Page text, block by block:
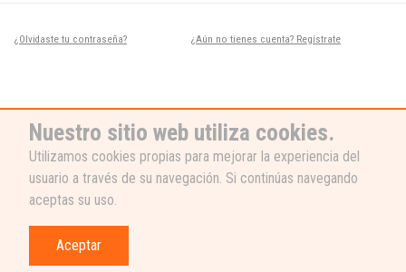
¿Olvidaste tu contraseña? ¿Aún no tienes cuenta? Regístrate
Nuestro sitio web utiliza cookies.
Utilizamos cookies propias para mejorar la experiencia del
usuario a través de su navegación. Si continúas navegando
aceptas su uso.
Aceptar
¿NECESITAS AYUDA?
Nuestro equipo de soporte está listo